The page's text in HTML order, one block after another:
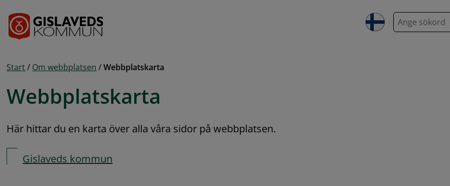
S
ö
Start / Om webbplatsen / Webbplatskarta
Webbplatskarta
Här hittar du en karta över alla våra sidor på webbplatsen.
Gislaveds kommun